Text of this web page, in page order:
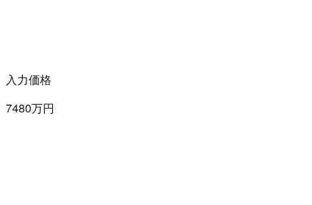
入力価格
7480万円